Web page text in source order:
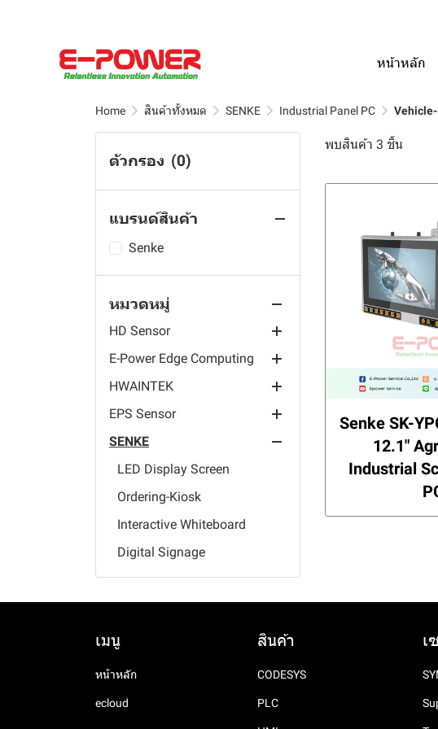
หน้าหลัก
Home สินค้าทั้งหมด SENKE Industrial Panel PC
ตัวกรอง (0)
แบรนด์สินค้า
Senke
หมวดหมู่
สินค้าทั้งหมด
Chao Sensor
Agriculture Soil monitoring
sensor
SEKO
Duotek Series
HD Sensor
Soil Sensor
Single Probes Soil Sensor
E-Power Edge Computing
AI Computing Industrial
Panel PC
HWAINTEK
Human-computer
interaction
HP Series
Performance Calculation
HRC Series
HC Series
Industrial Control
HPM Series
HM Series
Edge Gateway
EPS Sensor
Agriculture Sensor
Traffic Sensor
Solar Sensor
Weather Sensor
IoT Sensor
LoRaWAN Sensor
SENKE
LED Display Screen
Ordering-Kiosk
Interactive Whiteboard
Digital Signage
Industrial Rugged Tablet
Industrial Box PC
Industrial Panel PC
Screen Panel PC
Rack-Mounted Industrial
พบสินค้า 3 ชิ้น
Senke SK-
12.1"
Industrial
เมนู
หน้าหลัก
ecloud
สินค้า
CODESYS
PLC
เ